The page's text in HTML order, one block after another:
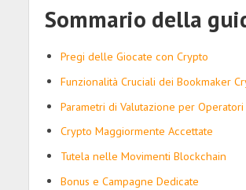
Sommario della
Pregi delle Giocate con Crypto
Funzionalità Cruciali dei Bookmaker
Parametri di Valutazione per
Crypto Maggiormente Accettate
Tutela nelle Movimenti Blockchain
Bonus e Campagne Dedicate